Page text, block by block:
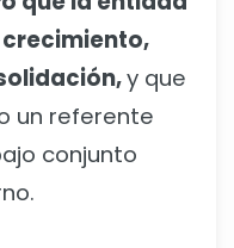
y que
un referente
conjunto